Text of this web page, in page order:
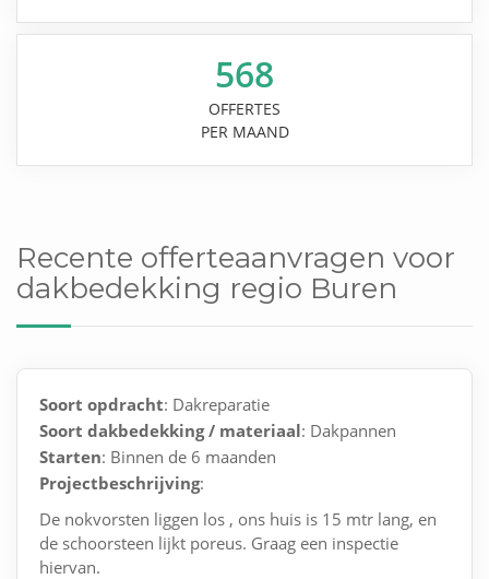
568
OFFERTES
PER MAAND
Recente offerteaanvragen voor
dakbedekking regio Buren
Soort opdracht: Dakreparatie
Soort dakbedekking / materiaal: Dakpannen
Starten: Binnen de 6 maanden
Projectbeschrijving:
De nokvorsten liggen los , ons huis is 15 mtr lang, en
de schoorsteen lijkt poreus. Graag een inspectie
hiervan.